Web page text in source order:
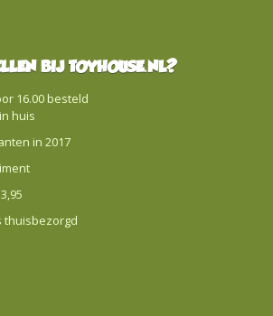
BIJ TOYHOUSE.NL?
16.00 besteld
huis
in 2017
thuisbezorgd